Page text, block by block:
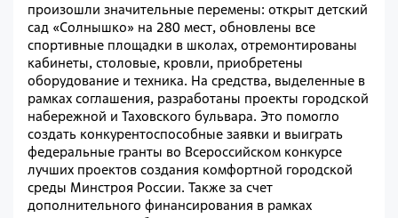
произошли значительные перемены: открыт детский
сад «Солнышко» на 280 мест, обновлены все
спортивные площадки в школах, отремонтированы
кабинеты, столовые, кровли, приобретены
оборудование и техника. На средства, выделенные в
рамках соглашения, разработаны проекты городской
набережной и Таховского бульвара. Это помогло
создать конкурентоспособные заявки и выиграть
федеральные гранты во Всероссийском конкурсе
лучших проектов создания комфортной городской
среды Минстроя России. Также за счет
дополнительного финансирования в рамках